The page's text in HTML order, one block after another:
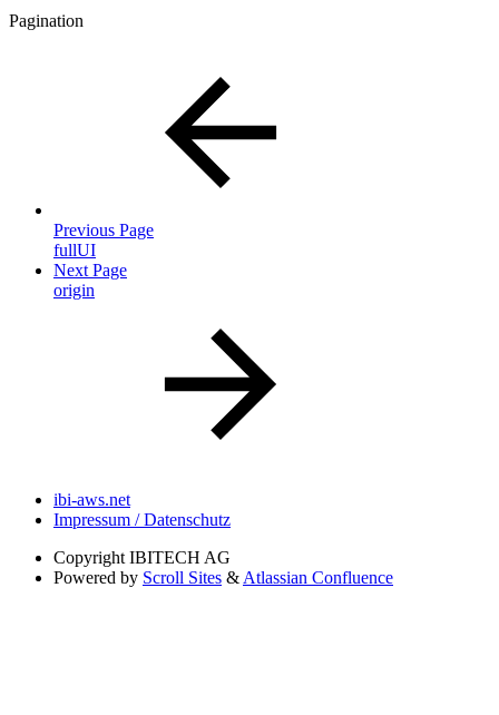
Pagination
Previous Page
fullUI
Next Page
origin
ibi-aws.net
Impressum / Datenschutz
Copyright IBITECH AG
Powered by Scroll Sites & Atlassian Confluence